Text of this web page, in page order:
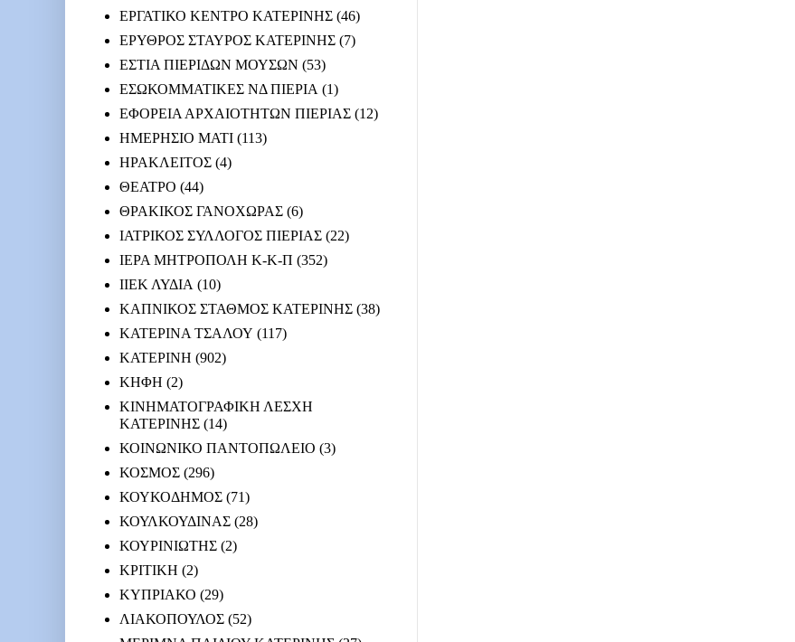
ΕΡΓΑΤΙΚΟ ΚΕΝΤΡΟ ΚΑΤΕΡΙΝΗΣ (46)
ΕΡΥΘΡΟΣ ΣΤΑΥΡΟΣ ΚΑΤΕΡΙΝΗΣ (7)
ΕΣΤΙΑ ΠΙΕΡΙΔΩΝ ΜΟΥΣΩΝ (53)
ΕΣΩΚΟΜΜΑΤΙΚΕΣ ΝΔ ΠΙΕΡΙΑ (1)
ΕΦΟΡΕΙΑ ΑΡΧΑΙΟΤΗΤΩΝ ΠΙΕΡΙΑΣ (12)
ΗΜΕΡΗΣΙΟ ΜΑΤΙ (113)
ΗΡΑΚΛΕΙΤΟΣ (4)
ΘΕΑΤΡΟ (44)
ΘΡΑΚΙΚΟΣ ΓΑΝΟΧΩΡΑΣ (6)
ΙΑΤΡΙΚΟΣ ΣΥΛΛΟΓΟΣ ΠΙΕΡΙΑΣ (22)
ΙΕΡΑ ΜΗΤΡΟΠΟΛΗ Κ-Κ-Π (352)
ΙΙΕΚ ΛΥΔΙΑ (10)
ΚΑΠΝΙΚΟΣ ΣΤΑΘΜΟΣ ΚΑΤΕΡΙΝΗΣ (38)
ΚΑΤΕΡΙΝΑ ΤΣΑΛΟΥ (117)
ΚΑΤΕΡΙΝΗ (902)
ΚΗΦΗ (2)
ΚΙΝΗΜΑΤΟΓΡΑΦΙΚΗ ΛΕΣΧΗ
ΚΑΤΕΡΙΝΗΣ (14)
ΚΟΙΝΩΝΙΚΟ ΠΑΝΤΟΠΩΛΕΙΟ (3)
ΚΟΣΜΟΣ (296)
ΚΟΥΚΟΔΗΜΟΣ (71)
ΚΟΥΛΚΟΥΔΙΝΑΣ (28)
ΚΟΥΡΙΝΙΩΤΗΣ (2)
ΚΡΙΤΙΚΗ (2)
ΚΥΠΡΙΑΚΟ (29)
ΛΙΑΚΟΠΟΥΛΟΣ (52)